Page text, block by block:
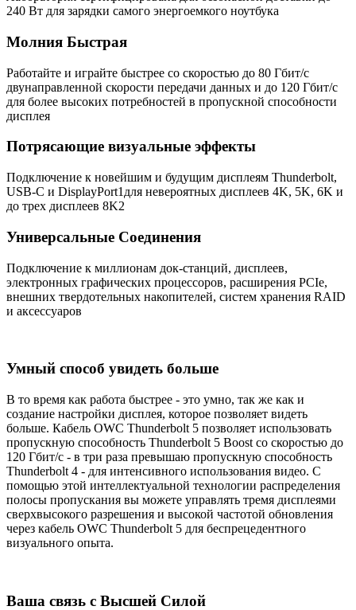
240 Вт для зарядки самого энергоемкого ноутбука
Молния Быстрая
Работайте и играйте быстрее со скоростью до 80 Гбит/с
двунаправленной скорости передачи данных и до 120 Гбит/с
для более высоких потребностей в пропускной способности
дисплея
Потрясающие визуальные эффекты
Подключение к новейшим и будущим дисплеям Thunderbolt,
USB-C и DisplayPort1для невероятных дисплеев 4K, 5K, 6K и
до трех дисплеев 8K2
Универсальные Соединения
Подключение к миллионам док-станций, дисплеев,
электронных графических процессоров, расширения PCIe,
внешних твердотельных накопителей, систем хранения RAID
и аксессуаров
Умный способ увидеть больше
В то время как работа быстрее - это умно, так же как и
создание настройки дисплея, которое позволяет видеть
больше. Кабель OWC Thunderbolt 5 позволяет использовать
пропускную способность Thunderbolt 5 Boost со скоростью до
120 Гбит/с - в три раза превышаю пропускную способность
Thunderbolt 4 - для интенсивного использования видео. С
помощью этой интеллектуальной технологии распределения
полосы пропускания вы можете управлять тремя дисплеями
сверхвысокого разрешения и высокой частотой обновления
через кабель OWC Thunderbolt 5 для беспрецедентного
визуального опыта.
Ваша связь с Высшей Силой